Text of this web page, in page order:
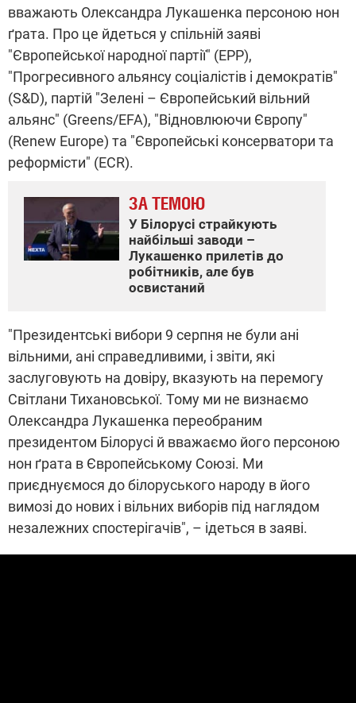
вважають Олександра Лукашенка персоною нон
ґрата. Про це йдеться у спільній заяві
"Європейської народної партії" (EPP),
"Прогресивного альянсу соціалістів і демократів"
(S&D), партій "Зелені – Європейський вільний
альянс" (Greens/EFA), "Відновлюючи Європу"
(Renew Europe) та "Європейські консерватори та
реформісти" (ECR).
ЗА ТЕМОЮ
У Білорусі страйкують
найбільші заводи –
Лукашенко прилетів до
робітників, але був
освистаний
"Президентські вибори 9 серпня не були ані
вільними, ані справедливими, і звіти, які
заслуговують на довіру, вказують на перемогу
Світлани Тихановської. Тому ми не визнаємо
Олександра Лукашенка переобраним
президентом Білорусі й вважаємо його персоною
нон ґрата в Європейському Союзі. Ми
приєднуємося до білоруського народу в його
вимозі до нових і вільних виборів під наглядом
незалежних спостерігачів", – ідеться в заяві.